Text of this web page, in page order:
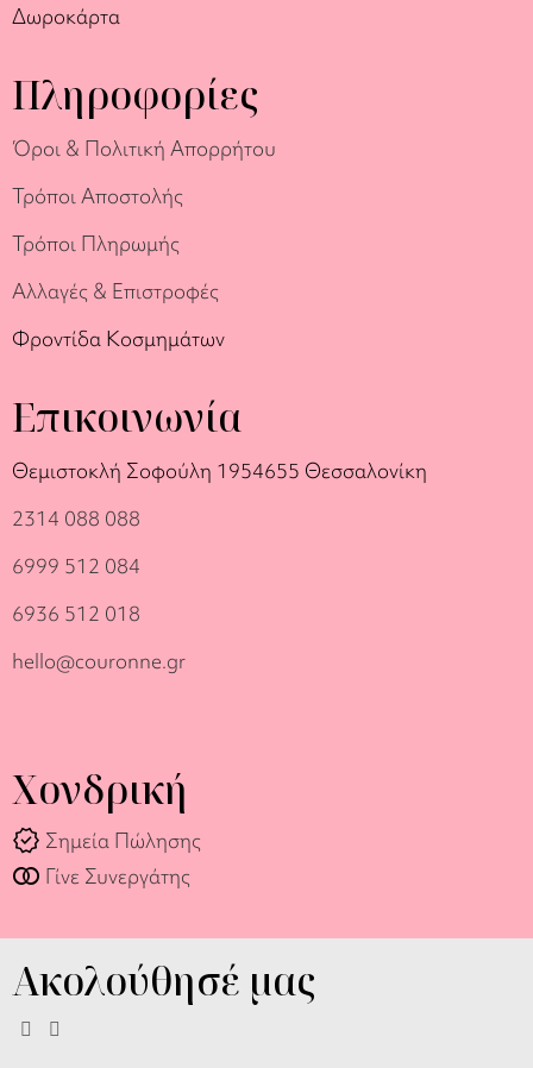
Δωροκάρτα
Πληροφορίες
Όροι & Πολιτική Απορρήτου
Τρόποι Αποστολής
Τρόποι Πληρωμής
Αλλαγές & Επιστροφές
Φροντίδα Κοσμημάτων
Επικοινωνία
Θεμιστοκλή Σοφούλη 1954655 Θεσσαλονίκη
2314 088 088
6999 512 084
6936 512 018
hello@couronne.gr
Χονδρική
verified Σημεία Πώλησης
join_full Γίνε Συνεργάτης
Ακολούθησέ μας